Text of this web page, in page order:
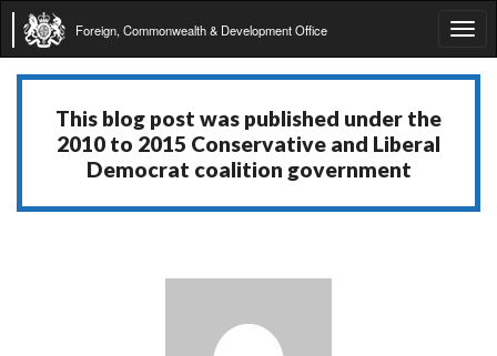
Foreign, Commonwealth & Development Office
This blog post was published under the
2010 to 2015 Conservative and Liberal
Democrat coalition government